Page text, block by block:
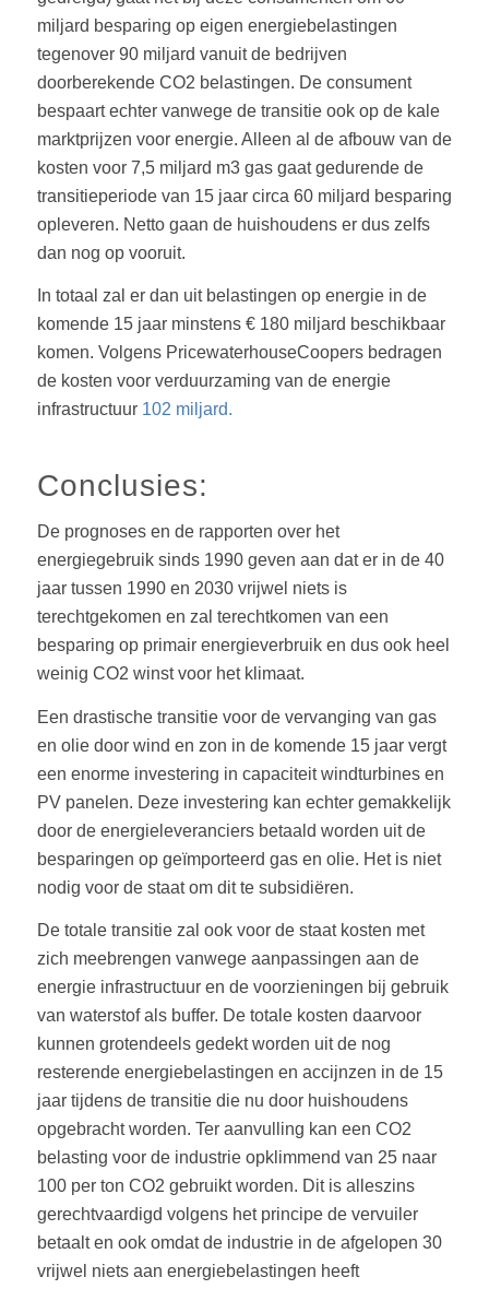
miljard besparing op eigen energiebelastingen
tegenover 90 miljard vanuit de bedrijven
doorberekende CO2 belastingen. De consument
bespaart echter vanwege de transitie ook op de kale
marktprijzen voor energie. Alleen al de afbouw van de
kosten voor 7,5 miljard m3 gas gaat gedurende de
transitieperiode van 15 jaar circa 60 miljard besparing
opleveren. Netto gaan de huishoudens er dus zelfs
dan nog op vooruit.
In totaal zal er dan uit belastingen op energie in de
komende 15 jaar minstens € 180 miljard beschikbaar
komen. Volgens PricewaterhouseCoopers bedragen
de kosten voor verduurzaming van de energie
infrastructuur 102 miljard.
Conclusies:
De prognoses en de rapporten over het
energiegebruik sinds 1990 geven aan dat er in de 40
jaar tussen 1990 en 2030 vrijwel niets is
terechtgekomen en zal terechtkomen van een
besparing op primair energieverbruik en dus ook heel
weinig CO2 winst voor het klimaat.
Een drastische transitie voor de vervanging van gas
en olie door wind en zon in de komende 15 jaar vergt
een enorme investering in capaciteit windturbines en
PV panelen. Deze investering kan echter gemakkelijk
door de energieleveranciers betaald worden uit de
besparingen op geïmporteerd gas en olie. Het is niet
nodig voor de staat om dit te subsidiëren.
De totale transitie zal ook voor de staat kosten met
zich meebrengen vanwege aanpassingen aan de
energie infrastructuur en de voorzieningen bij gebruik
van waterstof als buffer. De totale kosten daarvoor
kunnen grotendeels gedekt worden uit de nog
resterende energiebelastingen en accijnzen in de 15
jaar tijdens de transitie die nu door huishoudens
opgebracht worden. Ter aanvulling kan een CO2
belasting voor de industrie opklimmend van 25 naar
100 per ton CO2 gebruikt worden. Dit is alleszins
gerechtvaardigd volgens het principe de vervuiler
betaalt en ook omdat de industrie in de afgelopen 30
vrijwel niets aan energiebelastingen heeft